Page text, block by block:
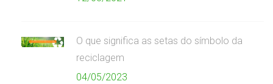
O que significa as setas do símbolo da
reciclagem
04/05/2023